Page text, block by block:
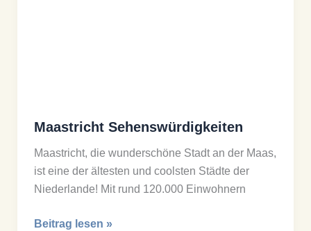
Maastricht Sehenswürdigkeiten
Maastricht, die wunderschöne Stadt an der Maas,
ist eine der ältesten und coolsten Städte der
Niederlande! Mit rund 120.000 Einwohnern
Maastricht
Beitrag lesen »